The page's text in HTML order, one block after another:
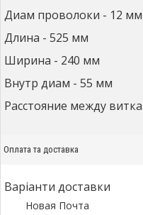
Диам проволоки - 12 мм
Длина - 525 мм
Ширина - 240 мм
Внутр диам - 55 мм
Расстояние между
Оплата та доставка
Варіанти доставки
Новая Почта